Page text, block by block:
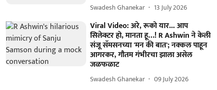
Swadesh Ghanekar 13 July 2026
Viral Video: अरे, रूको यार... आप
सिलेक्टर हो, मानता हू…! R Ashwin ने केली
संजू सॅमसनच्या 'मन की बात'; नक्कल पाहून
आगरकर, गौतम गंभीरचा झाला असेल
जळफळाट
Swadesh Ghanekar 09 July 2026